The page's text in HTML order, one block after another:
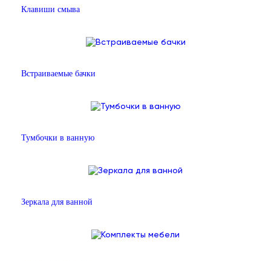
Клавиши смыва
Встраиваемые бачки
Тумбочки в ванную
Зеркала для ванной